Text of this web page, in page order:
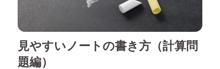
見やすいノートの書き方（計算問
題編）